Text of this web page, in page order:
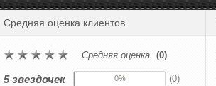
Средняя оценка клиентов
Средняя оценка (0)
5 звездочек 0% (0)